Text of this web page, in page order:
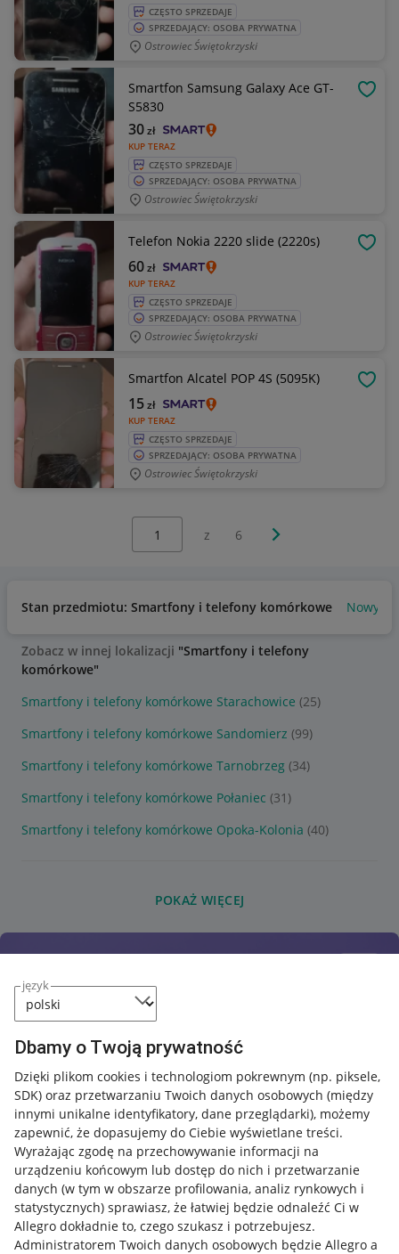
język
Dbamy o Twoją prywatność
Dzięki plikom cookies i technologiom pokrewnym (np. piksele,
SDK) oraz przetwarzaniu Twoich danych osobowych (między
innymi unikalne identyfikatory, dane przeglądarki), możemy
zapewnić, że dopasujemy do Ciebie wyświetlane treści.
Wyrażając zgodę na przechowywanie informacji na
urządzeniu końcowym lub dostęp do nich i przetwarzanie
danych (w tym w obszarze profilowania, analiz rynkowych i
statystycznych) sprawiasz, że łatwiej będzie odnaleźć Ci w
Allegro dokładnie to, czego szukasz i potrzebujesz.
Administratorem Twoich danych osobowych będzie Allegro a
CZĘSTO SPRZEDAJE
SPRZEDAJĄCY: OSOBA PRYWATNA
Ostrowiec Świętokrzyski
Smartfon Samsung Galaxy Ace GT-
S5830
KUP TERAZ
30zł
CZĘSTO SPRZEDAJE
SPRZEDAJĄCY: OSOBA PRYWATNA
Ostrowiec Świętokrzyski
Telefon Nokia 2220 slide (2220s)
KUP TERAZ
60zł
CZĘSTO SPRZEDAJE
SPRZEDAJĄCY: OSOBA PRYWATNA
Ostrowiec Świętokrzyski
Smartfon Alcatel POP 4S (5095K)
KUP TERAZ
15zł
CZĘSTO SPRZEDAJE
SPRZEDAJĄCY: OSOBA PRYWATNA
Ostrowiec Świętokrzyski
z 6 Następna strona
Stan przedmiotu: Smartfony i telefony komórkowe Nowy
Zobacz w innej lokalizacji "Smartfony i telefony
komórkowe"
Smartfony i telefony komórkowe Starachowice (25)
Smartfony i telefony komórkowe Sandomierz (99)
Smartfony i telefony komórkowe Tarnobrzeg (34)
Smartfony i telefony komórkowe Połaniec (31)
Smartfony i telefony komórkowe Opoka-Kolonia (40)
POKAŻ WIĘCEJ